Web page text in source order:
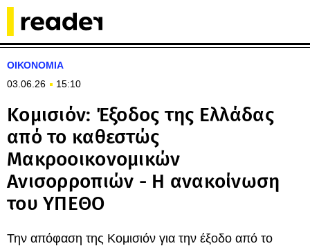
ΟΙΚΟΝΟΜΙΑ
03.06.26
15:10
Κομισιόν: Έξοδος της Ελλάδας
από το καθεστώς
Μακροοικονομικών
Ανισορροπιών - Η ανακοίνωση
του ΥΠΕΘΟ
Την απόφαση της Κομισιόν για την έξοδο από το